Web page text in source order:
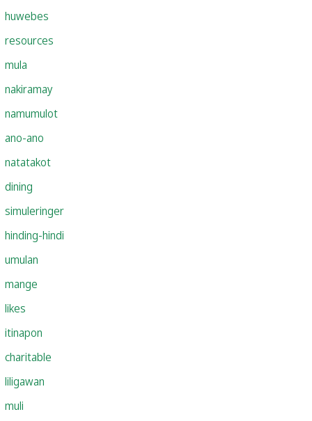
huwebes
resources
mula
nakiramay
namumulot
ano-ano
natatakot
dining
simuleringer
hinding-hindi
umulan
mange
likes
itinapon
charitable
liligawan
muli